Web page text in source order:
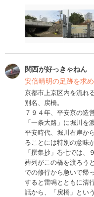
関西が好っきゃねん
安倍晴明の足跡を求
京都市上京区内を流れ
別名、戻橋。
７９４年、平安京の造
「一条大路」に堀川を
平安時代、堀川右岸か
ることには特別の意味
「撰集抄」巻七では
葬列がこの橋を渡ろう
での修行から急いで帰
すると雷鳴とともに清
話から、「戻橋」とい